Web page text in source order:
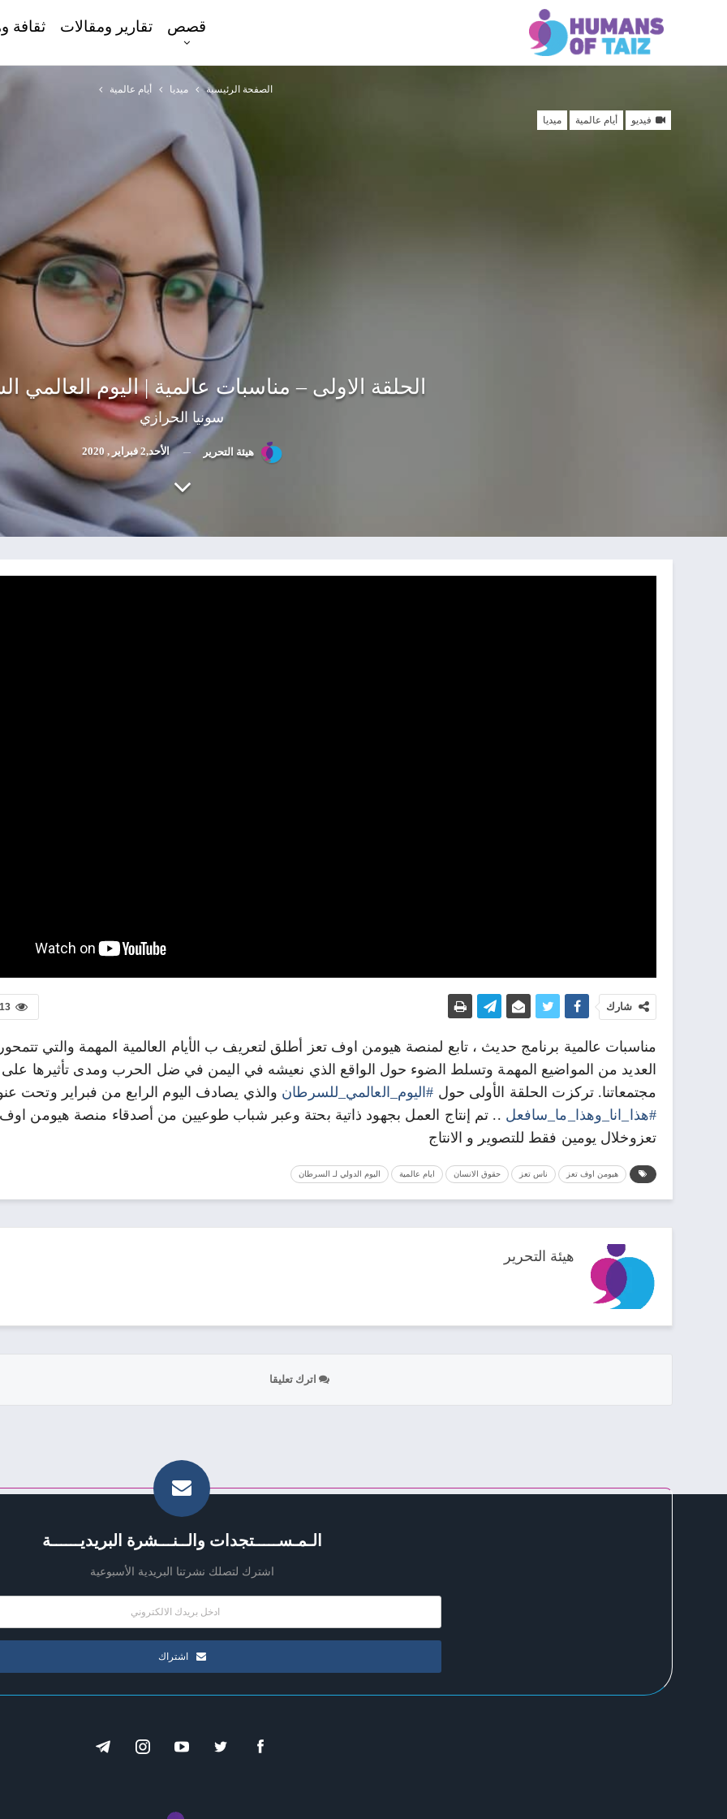
قصص تقارير ومقالات ثقافة
الصفحة الرئيسية ميديا أيام عالمية
فيديو أيام عالمية ميديا
الحلقة الاولى – مناسبات عالمية | اليوم العالمي
سونيا الحرازي
هيئة التحرير الأحد,2 فبراير , 2020
شارك
مناسبات عالمية برنامج حديث ، تابع لمنصة هيومن اوف تعز أطلق لتعريف ب الأيام العالمية المهمة والتي
العديد من المواضيع المهمة وتسلط الضوء حول الواقع الذي نعيشه في اليمن في ضل الحرب ومدى تأثيرها على
مجتمعاتنا. تركزت الحلقة الأولى حول #اليوم_العالمي_للسرطان والذي يصادف اليوم الرابع من فبراير وتحت
#هذا_انا_وهذا_ما_سافعل .. تم إنتاج العمل بجهود ذاتية بحتة وعبر شباب طوعيين من أصدقاء منصة هيومن اوف
تعزوخلال يومين فقط للتصوير و الانتاج
هيومن اوف تعز ناس تعز حقوق الانسان ايام عالمية اليوم الدولي لـ السرطان
هيئة التحرير
اترك تعليقا
الـمـســـــتجدات والــنـــشرة البريديــــــة
اشترك لتصلك نشرتنا البريدية الأسبوعية
اشتراك